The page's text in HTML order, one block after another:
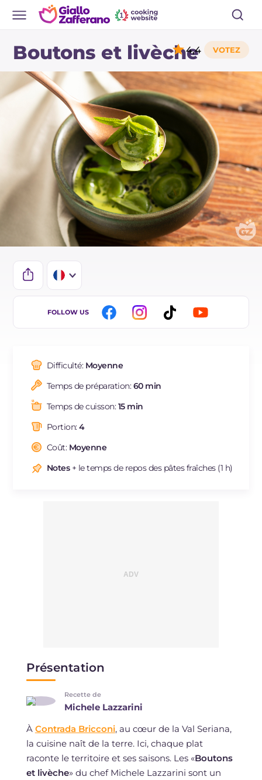
Boutons et livèche
4,4
IT
ES
BR
NL
FOLLOW US
Difficulté: Moyenne
Temps de préparation:60 min
Temps de cuisson:15 min
Portion:4
Coût: Moyenne
Notes+ le temps de repos des pâtes fraîches (1 h)
Présentation
Recette de
Michele Lazzarini
À Contrada Bricconi, au cœur de la Val Seriana,
la cuisine naît de la terre. Ici, chaque plat
raconte le territoire et ses saisons. Les «Boutons
et livèche» du chef Michele Lazzarini sont un